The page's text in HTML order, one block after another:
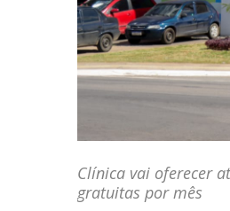
Clínica vai oferecer
gratuitas por mês